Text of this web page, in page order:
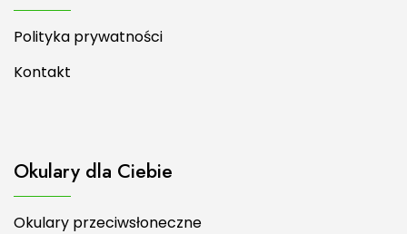
Polityka prywatności
Kontakt
Okulary dla Ciebie
Okulary przeciwsłoneczne